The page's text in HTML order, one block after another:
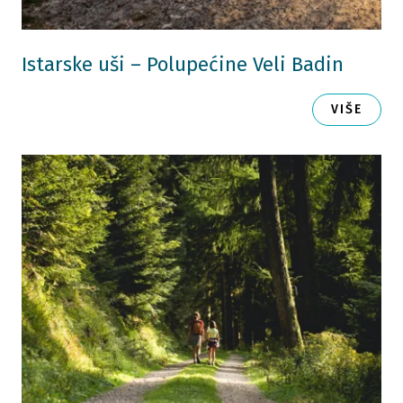
Istarske uši – Polupećine Veli Badin
VIŠE